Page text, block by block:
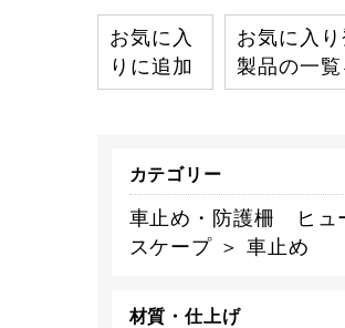
お気に入
りに追加
お気に入
製品の一覧
カテゴリー
車止め・防護柵 ヒュ
スケープ ＞ 車止め
材質・仕上げ